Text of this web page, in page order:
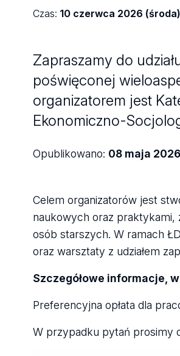
Czas: 10 czerwca 2026
Zapraszamy do
poświęconej
organizatorem jest
Ekonomiczno-
Opublikowano: 08 maja 2026
Celem organizatorów jest
naukowych oraz praktykami,
osób starszych. W ramach
oraz warsztaty z udziałem
Szczegółowe informacje,
Preferencyjna opłata dla
W przypadku pytań prosimy